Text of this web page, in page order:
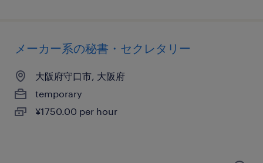
メーカー系の秘書・セクレタリー
大阪府守口市, 大阪府
temporary
¥1750.00 per hour